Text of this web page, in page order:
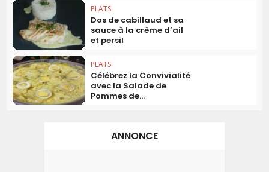
PLATS
Dos de cabillaud et sa
sauce à la crème d’ail
et persil
PLATS
Célébrez la Convivialité
avec la Salade de
Pommes de...
ANNONCE